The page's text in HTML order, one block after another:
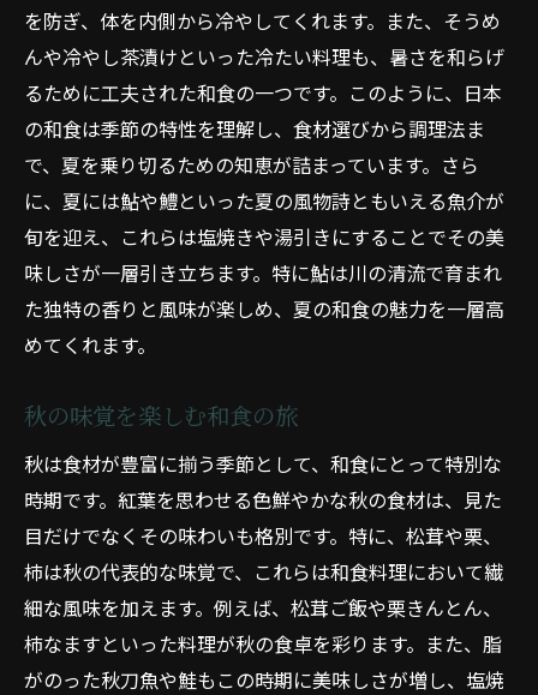
を防ぎ、体を内側から冷やしてくれます。また、そうめ
んや冷やし茶漬けといった冷たい料理も、暑さを和らげ
るために工夫された和食の一つです。このように、日本
の和食は季節の特性を理解し、食材選びから調理法ま
で、夏を乗り切るための知恵が詰まっています。さら
に、夏には鮎や鱧といった夏の風物詩ともいえる魚介が
旬を迎え、これらは塩焼きや湯引きにすることでその美
味しさが一層引き立ちます。特に鮎は川の清流で育まれ
た独特の香りと風味が楽しめ、夏の和食の魅力を一層高
めてくれます。
秋の味覚を楽しむ和食の旅
秋は食材が豊富に揃う季節として、和食にとって特別な
時期です。紅葉を思わせる色鮮やかな秋の食材は、見た
目だけでなくその味わいも格別です。特に、松茸や栗、
柿は秋の代表的な味覚で、これらは和食料理において繊
細な風味を加えます。例えば、松茸ご飯や栗きんとん、
柿なますといった料理が秋の食卓を彩ります。また、脂
がのった秋刀魚や鮭もこの時期に美味しさが増し、塩焼